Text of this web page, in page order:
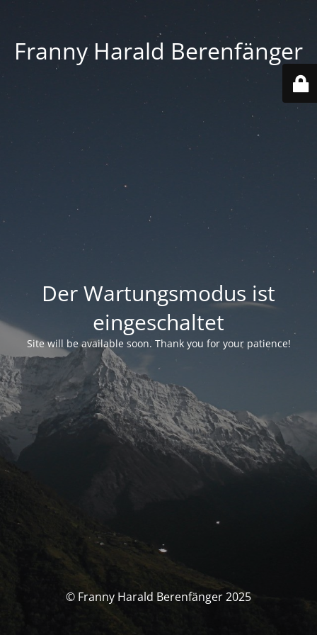
Franny Harald Berenfänger
Der Wartungsmodus ist
eingeschaltet
Site will be available soon. Thank you for your patience!
© Franny Harald Berenfänger 2025